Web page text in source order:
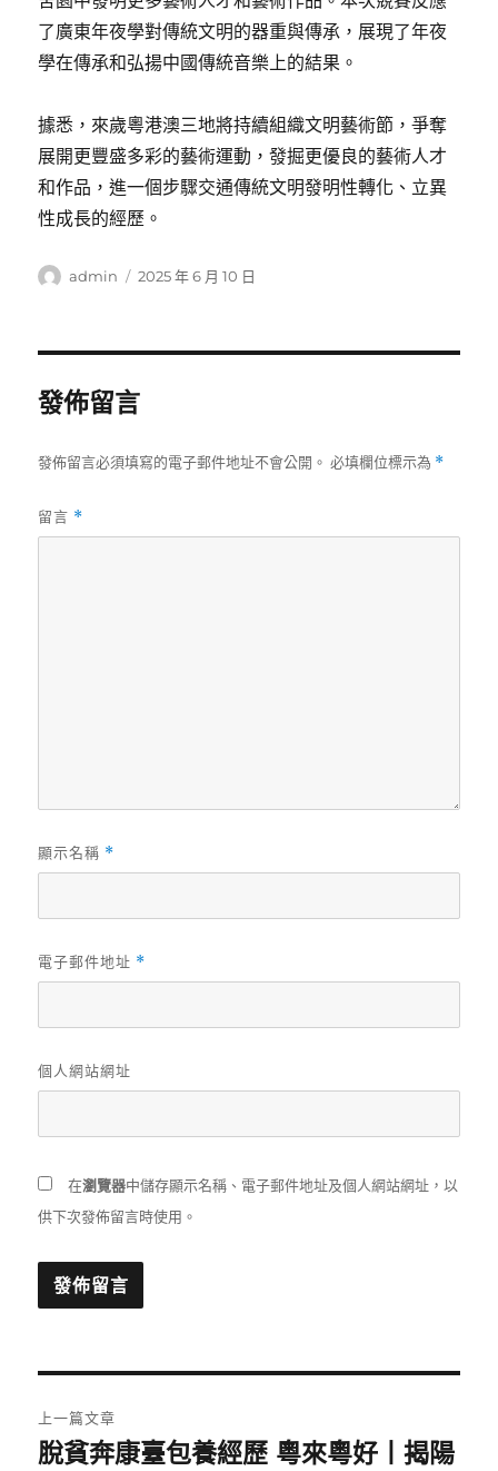
了廣東年夜學對傳統文明的器重與傳承，展現了年夜
學在傳承和弘揚中國傳統音樂上的結果。
據悉，來歲粵港澳三地將持續組織文明藝術節，爭奪
展開更豐盛多彩的藝術運動，發掘更優良的藝術人才
和作品，進一個步驟交通傳統文明發明性轉化、立異
性成長的經歷。
作
admin
發
2025 年 6 月 10 日
發佈留言
發佈留言必須填寫的電子郵件地址不會公開。 必填欄位標示為 *
留言 *
顯示名稱 *
電子郵件地址 *
個人網站網址
在瀏覽器中儲存顯示名稱、電子郵件地址及個人網站網址，以
供下次發佈留言時使用。
章
上一篇文章
上
脫貧奔康臺包養經歷 粵來粵好丨揭陽